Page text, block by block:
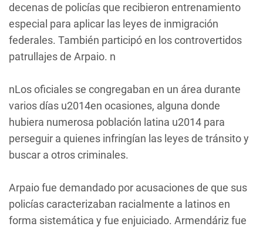
decenas de policías que recibieron entrenamiento
especial para aplicar las leyes de inmigración
federales. También participó en los controvertidos
patrullajes de Arpaio. n
nLos oficiales se congregaban en un área durante
varios días u2014en ocasiones, alguna donde
hubiera numerosa población latina u2014 para
perseguir a quienes infringían las leyes de tránsito y
buscar a otros criminales.
Arpaio fue demandado por acusaciones de que sus
policías caracterizaban racialmente a latinos en
forma sistemática y fue enjuiciado. Armendáriz fue